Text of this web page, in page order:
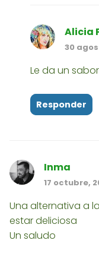
Alicia
30
Le da un
Responder
Inma
17 octubre,
Una alternativa a
estar deliciosa
Un saludo